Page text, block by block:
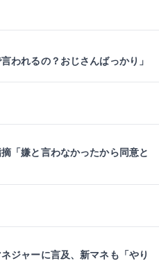
われるの？おじさんばっかり」
「嫌と言わなかったから同意と
ジャーに言及、新マネも「やり